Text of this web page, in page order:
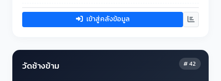
เข้าสู่คลังข้อมูล
# 42
วัดช้างข้าม